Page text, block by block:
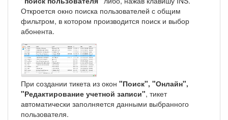
Откроется окно поиска пользователей с общим
фильтром, в котором производится поиск и выбор
абонента.
При создании тикета из окон "Поиск", "Онлайн",
"Редактирование учетной записи", тикет
автоматически заполняется данными выбранного
пользователя.